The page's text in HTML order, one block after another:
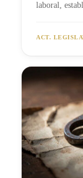
laboral,
ACT.